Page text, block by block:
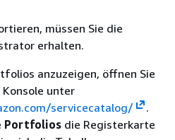
müssen Sie die
erhalten.
anzuzeigen, öffnen Sie
Konsole unter
servicecatalog/
.
Portfolios die Registerkarte